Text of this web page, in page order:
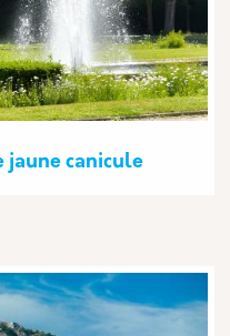
jaune canicule